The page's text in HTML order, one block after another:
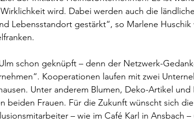
wird. Dabei werden auch die
Lebensstandort gestärkt“, so Marlene
schon geknüpft – denn der Netzwerk-
Kooperationen laufen mit zwei
Unter anderem Blumen, Deko-Artikel und
beiden Frauen. Für die Zukunft wünscht sich die
– wie im Café Karl in Ansbach –